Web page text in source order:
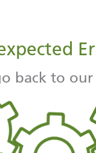
back to our